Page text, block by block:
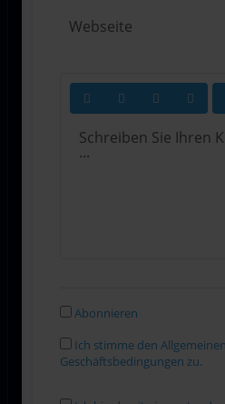
Abonnieren
Ich stimme den Allgemeinen
Geschäftsbedingungen zu.